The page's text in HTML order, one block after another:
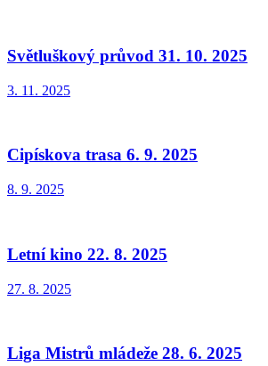
Světluškový průvod 31. 10. 2025
3. 11. 2025
Cipískova trasa 6. 9. 2025
8. 9. 2025
Letní kino 22. 8. 2025
27. 8. 2025
Liga Mistrů mládeže 28. 6. 2025